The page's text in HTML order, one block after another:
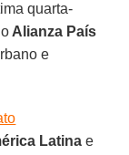
quarta-
Alianza País
e
Latina e